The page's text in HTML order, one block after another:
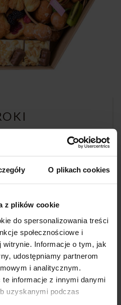
O plikach cookies
z plików cookie
do spersonalizowania treści
społecznościowe i
Informacje o tym, jak
udostępniamy partnerom
i analitycznym.
te informacje z innymi danymi
uzyskanymi podczas
jest niezwykle
stronę i wybrać
dostawy
uczyni Twoje
pełnym smaku i